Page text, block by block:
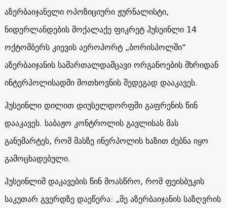
აზერბაიჯანელი ოპოზიციური ჟურნალისტი,
ნიდერლანდების მოქალაქე ფიკრეტ ჰუსეინლი 14
ოქტომბერს კიევის აეროპორტ „ბორისპოლში“
აზერბაიჯანის სამართალდამცავი ორგანოების მხრიდან
ინტერპოლისადმი მოთხოვნის შედეგად დააკავეს.
ჰუსეინლი დილით დიუსელდორფში გაფრენის წინ
დააკავეს. საბაჟო კონტროლის გავლისას მას
განუმარტეს, რომ მასზე ინერპოლის ხაზით ძებნა იყო
გამოცხადებული.
ჰუსეინლიმ დაკავების წინ მოასწრო, რომ ფეისბუკის
საკუთარ გვერდზე დაეწერა: „მე აზერბაიჯანის საზღვრის